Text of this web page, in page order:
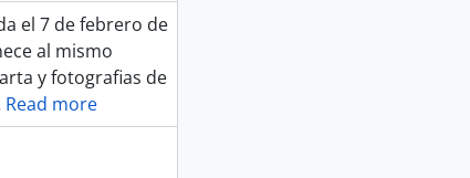
el 7 de febrero de
al mismo
y fotografias de
Read more